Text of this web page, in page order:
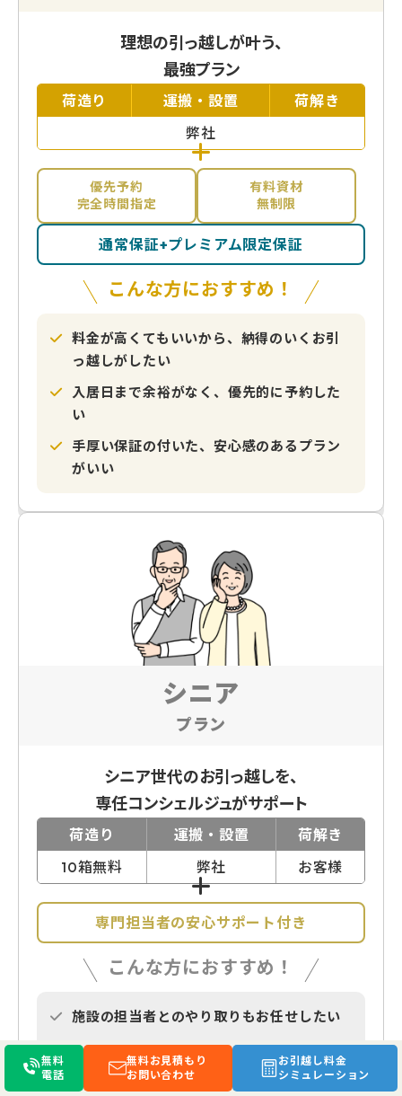
理想の引っ越しが叶う、
最強プラン
荷造り 運搬・設置
荷解き
弊社
優先予約
完全時間指定
有料資材
無制限
通常保証+プレミアム限定保証
こんな方におすすめ！
料金が高くてもいいから、納得のいくお引
っ越しがしたい
入居日まで余裕がなく、優先的に予約した
い
手厚い保証の付いた、安心感のあるプラン
がいい
シニア
プラン
シニア世代のお引っ越しを、
専任コンシェルジュがサポート
荷造り 運搬・設置
荷解き
10箱無料
弊社 お客様
専門担当者の安心サポート付き
こんな方におすすめ！
施設の担当者とのやり取りもお任せしたい
荷物の選定や新居でのレイアウトの相談も
したい
無料
電話
無料お見積もり
お問い合わせ
お引越し料金
シミュレーション